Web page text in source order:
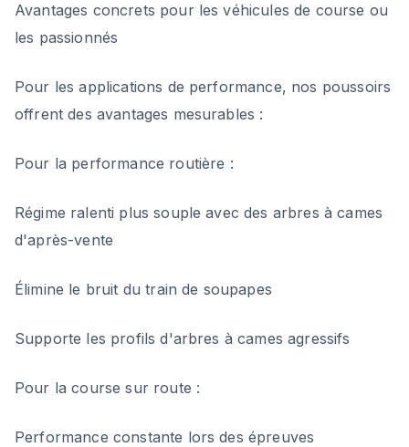
Avantages concrets pour les véhicules de course ou
les passionnés
Pour les applications de performance, nos poussoirs
offrent des avantages mesurables :
Pour la performance routière :
Régime ralenti plus souple avec des arbres à cames
d'après-vente
Élimine le bruit du train de soupapes
Supporte les profils d'arbres à cames agressifs
Pour la course sur route :
Performance constante lors des épreuves